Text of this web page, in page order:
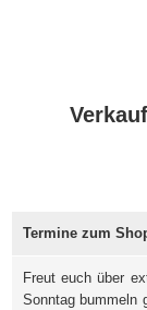
Termine zum
Freut euch über
Sonntag bummeln